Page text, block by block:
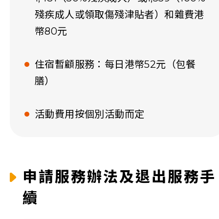
殘疾成人或領取傷殘津貼者）和雜費港
幣80元
住宿暫顧服務：每日港幣52元（包餐
膳）
活動費用按個別活動而定
申請服務辦法及退出服務手
續